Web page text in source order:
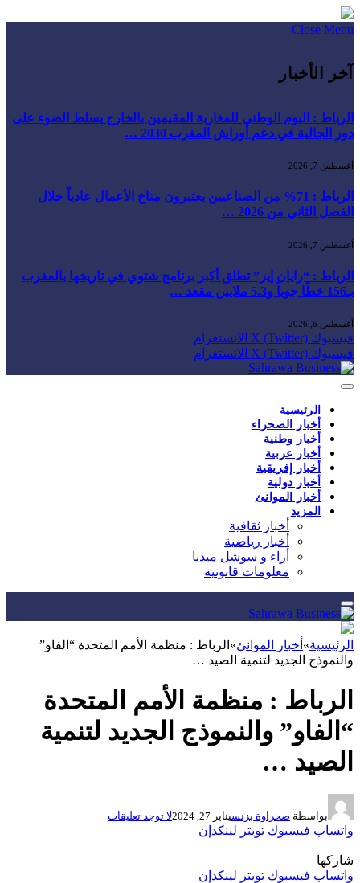
Close Menu
آخر الأخبار
الرباط : اليوم الوطني للمغاربة المقيمين بالخارج يسلط الضوء على
دور الجالية في دعم أوراش المغرب 2030 …
أغسطس 7, 2026
الرباط : 71% من الصناعيين يعتبرون مناخ الأعمال عادياً خلال
الفصل الثاني من 2026 …
أغسطس 7, 2026
الرباط : “رايان إير” تطلق أكبر برنامج شتوي في تاريخها بالمغرب
بـ156 خطًا جوياً و5.3 ملايين مقعد …
أغسطس 6, 2026
فيسبوك X (Twitter) الانستغرام
فيسبوك X (Twitter) الانستغرام
الرئيسية
أخبار الصحراء
أخبار وطنية
أخبار عربية
أخبار إفريقية
أخبار دولية
أخبار الموانئ
المزيد
أخبار ثقافية
أخبار رياضية
أراء و سوشل ميديا
معلومات قانونية
الرئيسية» أخبار الموانئ» الرباط : منظمة الأمم المتحدة “الفاو”
والنموذج الجديد لتنمية الصيد …
الرباط : منظمة الأمم المتحدة
“الفاو” والنموذج الجديد لتنمية
الصيد …
بواسطة صحراوة بزنسيناير 27, 2024 لا توجد تعليقات
واتساب فيسبوك تويتر لينكدإن
شاركها
واتساب فيسبوك تويتر لينكدإن